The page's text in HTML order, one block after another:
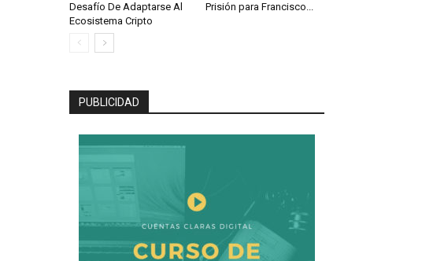
Desafío De Adaptarse Al
Ecosistema Cripto
Prisión para Francisco...
PUBLICIDAD